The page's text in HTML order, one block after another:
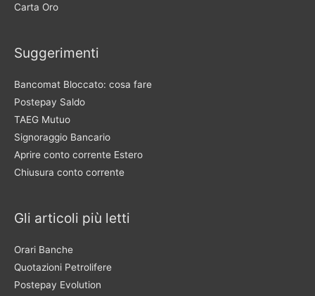
Carta Oro
Suggerimenti
Bancomat Bloccato: cosa fare
Postepay Saldo
TAEG Mutuo
Signoraggio Bancario
Aprire conto corrente Estero
Chiusura conto corrente
Gli articoli più letti
Orari Banche
Quotazioni Petrolifere
Postepay Evolution